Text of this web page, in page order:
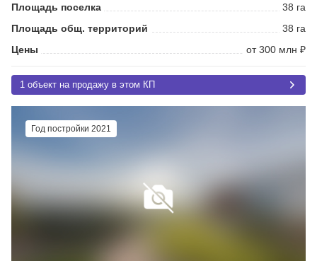
Площадь поселка
38 га
Площадь общ. территорий
38 га
Цены
от 300 млн ₽
1 объект на продажу в этом КП
Год постройки 2021